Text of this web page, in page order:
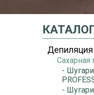
Депиляция
Сахарная
-
-